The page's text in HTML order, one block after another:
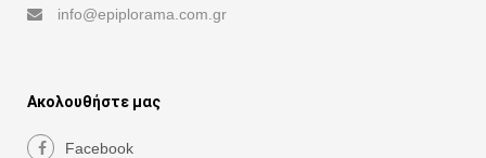
info@epiplorama.com.gr
Ακολουθήστε μας
Facebook